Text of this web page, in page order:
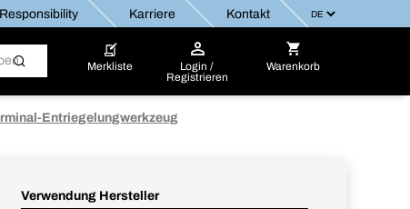
Karriere Kontakt
Merkliste
Login /
Registrieren
Warenkorb
Entriegelungwerkzeug
Verwendung Hersteller